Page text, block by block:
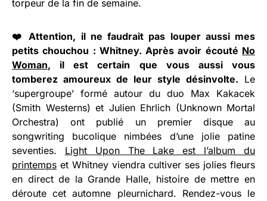
torpeur de la fin de semaine.
❤️ Attention, il ne faudrait pas louper aussi mes
petits chouchou : Whitney. Après avoir écouté No
Woman, il est certain que vous aussi vous
tomberez amoureux de leur style désinvolte. Le
‘supergroupe’ formé autour du duo Max Kakacek
(Smith Westerns) et Julien Ehrlich (Unknown Mortal
Orchestra) ont publié un premier disque au
songwriting bucolique nimbées d’une jolie patine
seventies. Light Upon The Lake est l’album du
printemps et Whitney viendra cultiver ses jolies fleurs
en direct de la Grande Halle, histoire de mettre en
déroute cet automne pleurnichard. Rendez-vous le